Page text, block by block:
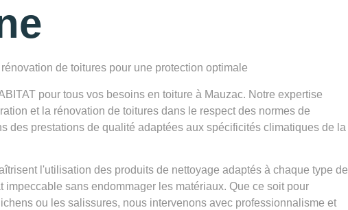
de toitures pour une protection optimale
pour tous vos besoins en toiture à Mauzac. Notre expertise
et la rénovation de toitures dans le respect des normes de
des prestations de qualité adaptées aux spécificités climatiques de la
l'utilisation des produits de nettoyage adaptés à chaque type de
impeccable sans endommager les matériaux. Que ce soit pour
ou les salissures, nous intervenons avec professionnalisme et